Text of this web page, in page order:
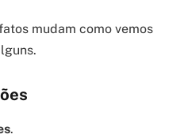
mudam como vemos
.